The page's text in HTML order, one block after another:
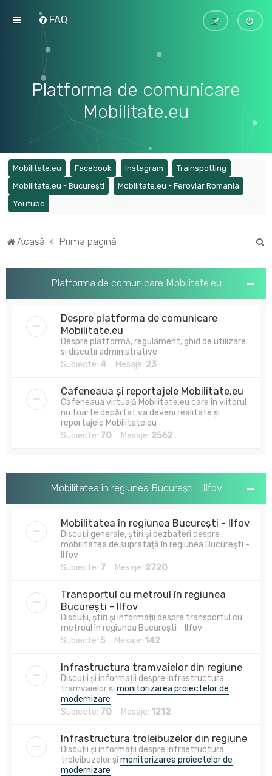
FAQ
Platforma de comunicare
Mobilitate.eu
Mobilitate.eu (Opens a new tab)
Facebook (Opens a new tab)
Instagram (Opens a new tab)
Trainspotting
Mobilitate.eu - București (Opens a new tab)
Mobilitate.eu - Feroviar Romania
Youtube
Acasă Prima pagină
Platforma de comunicare Mobilitate.eu
Despre platforma de comunicare
Mobilitate.eu
Despre platformă, regulament, ghid de utilizare
si discutii administrative
Subiecte: 4 Mesaje: 23
Cafeneaua și reportajele Mobilitate.eu
Cafeneaua virtuală Mobilitate.eu care în viitorul
nu foarte depărtat va deveni realitate și
reportajele Mobilitate.eu
Subiecte: 70 Mesaje: 2562
Mobilitatea în regiunea București - Ilfov
Mobilitatea în regiunea București - Ilfov
Discuții generale, știri și dezbateri despre
mobilitatea de suprafață în regiunea București -
Ilfov
Subiecte: 7 Mesaje: 2720
Transportul cu metroul în regiunea
București - Ilfov
Discuții, știri și informații despre transportul cu
metroul în regiunea București - Ilfov
Subiecte: 5 Mesaje: 142
Infrastructura tramvaielor din regiune
Discuții și informații despre infrastructura
tramvaielor și monitorizarea proiectelor de
modernizare
Subiecte: 70 Mesaje: 1212
Infrastructura troleibuzelor din regiune
Discuții și informații despre infrastructura
troleibuzelor și monitorizarea proiectelor de
modernizare